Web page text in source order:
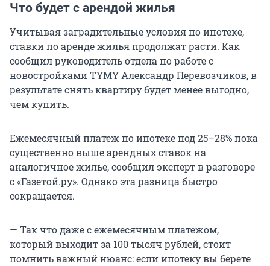
Что будет с арендой жилья
Учитывая заградительные условия по ипотеке,
ставки по аренде жилья продолжат расти. Как
сообщил руководитель отдела по работе с
новостройками TYMY Александр Перевозчиков, в
результате снять квартиру будет менее выгодно,
чем купить.
Ежемесячный платеж по ипотеке под 25–28% пока
существенно выше арендных ставок на
аналогичное жилье, сообщил эксперт в разговоре
с «Газетой.ру». Однако эта разница быстро
сокращается.
— Так что даже с ежемесячным платежом,
который выходит за 100 тысяч рублей, стоит
помнить важный нюанс: если ипотеку вы берете